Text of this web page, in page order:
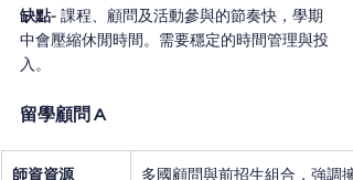
缺點- 課程、顧問及活動參與的節奏快，學期
中會壓縮休閒時間。需要穩定的時間管理與投
入。
留學顧問 A
師資資源 多國顧問與前招生組合，強調